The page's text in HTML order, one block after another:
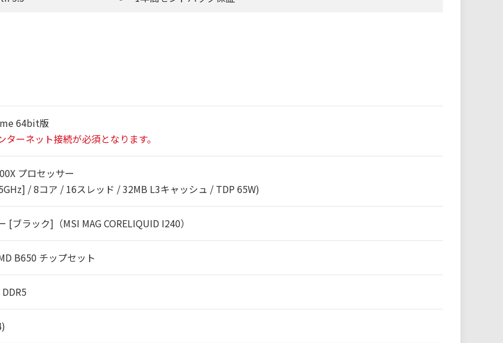
64bit版
ーネット接続が必須となります。
プロセッサー
/ 8コア / 16スレッド / 32MB L3キャッシュ / TDP 65W)
[ブラック]（MSI MAG CORELIQUID I240）
B650 チップセット